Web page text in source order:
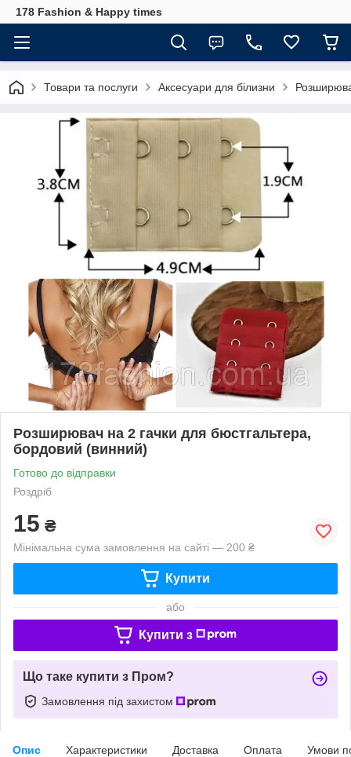
178 Fashion & Happy times
Товари та послуги Аксесуари для білизни
Розширювач на 2 гачки для бюстгальтера,
бордовий (винний)
Готово до відправки
Роздріб
15 ₴
Мінімальна сума замовлення на сайті — 200 ₴
Купити
або
Купити з
Що таке купити з Пром?
Замовлення під захистом
Опис Характеристики Доставка Оплата Умови